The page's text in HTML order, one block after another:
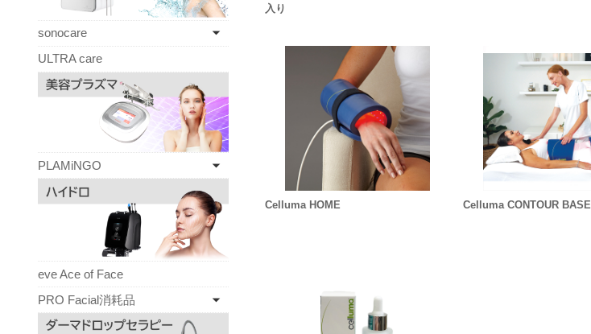
入り
Celluma HOME Celluma CONTOUR BASE
sonocare
ULTRA care
PLAMiNGO
eve Ace of Face
PRO Facial消耗品